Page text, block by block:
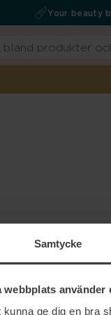
Samtycke
webbplats använder
kunna ge dig en bra
Your beauty